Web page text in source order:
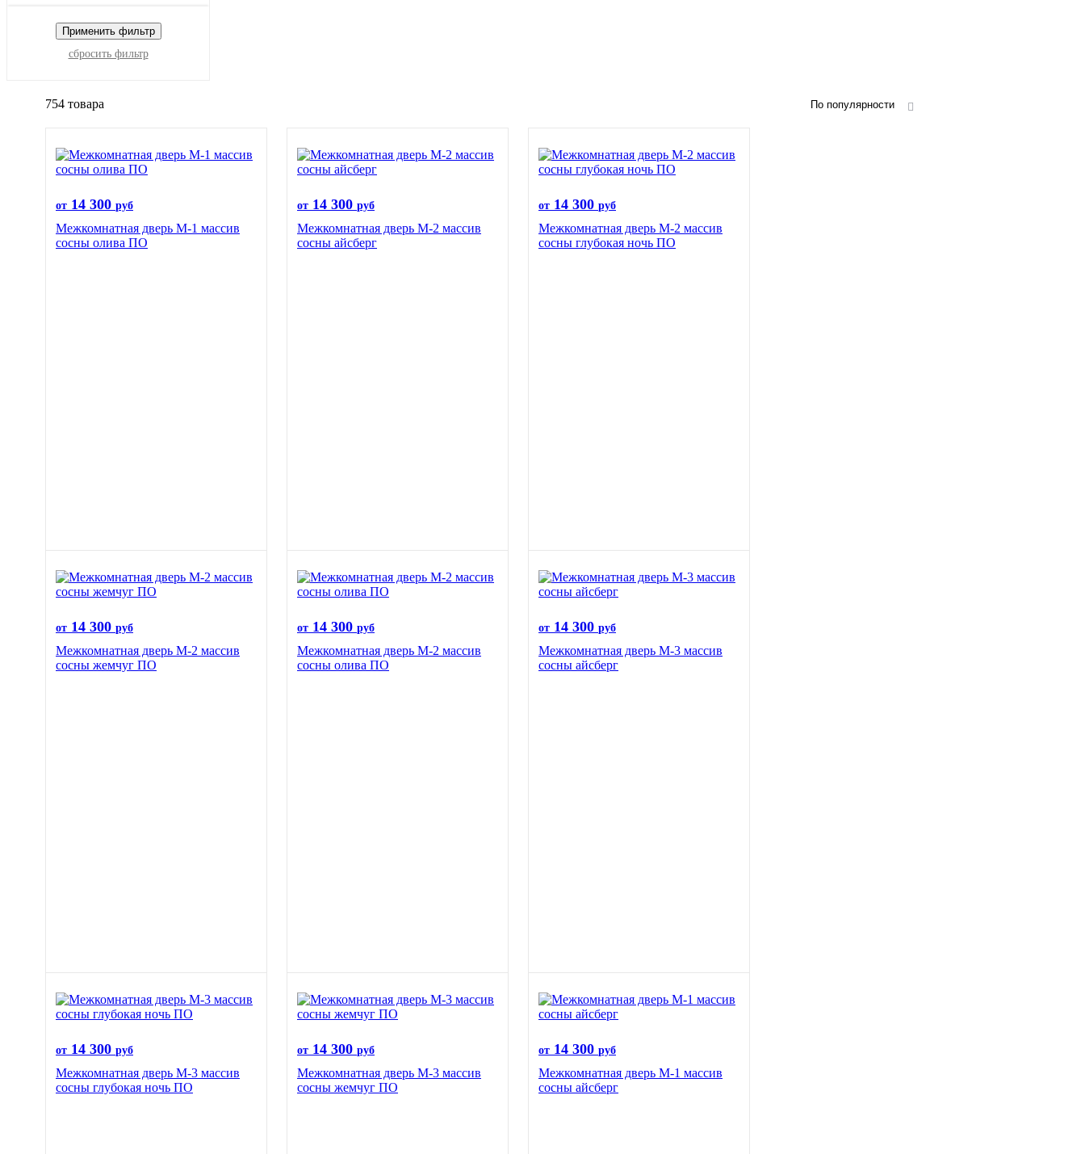
Применить фильтр
сбросить фильтр
754 товара По популярности
от 14 300 руб
Межкомнатная дверь М-1 массив
сосны олива ПО
от 14 300 руб
Межкомнатная дверь М-2 массив
сосны айсберг
от 14 300 руб
Межкомнатная дверь М-2 массив
сосны глубокая ночь ПО
от 14 300 руб
Межкомнатная дверь М-2 массив
сосны жемчуг ПО
от 14 300 руб
Межкомнатная дверь М-2 массив
сосны олива ПО
от 14 300 руб
Межкомнатная дверь М-3 массив
сосны айсберг
от 14 300 руб
Межкомнатная дверь М-3 массив
сосны глубокая ночь ПО
от 14 300 руб
Межкомнатная дверь М-3 массив
сосны жемчуг ПО
от 14 300 руб
Межкомнатная дверь М-1 массив
сосны айсберг